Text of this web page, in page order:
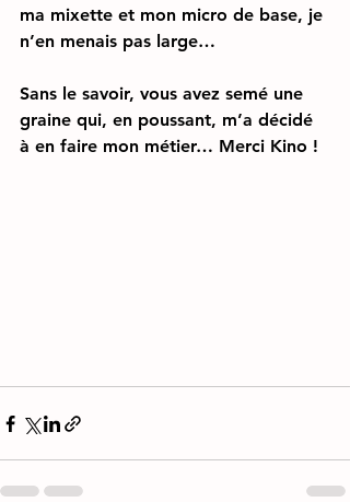
ma mixette et mon micro de base, je
n’en menais pas large…
Sans le savoir, vous avez semé une
graine qui, en poussant, m’a décidé
à en faire mon métier… Merci Kino !